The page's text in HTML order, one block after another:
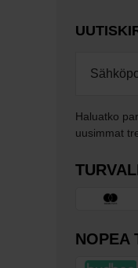
Haluatko
uusimmat
NOPEA